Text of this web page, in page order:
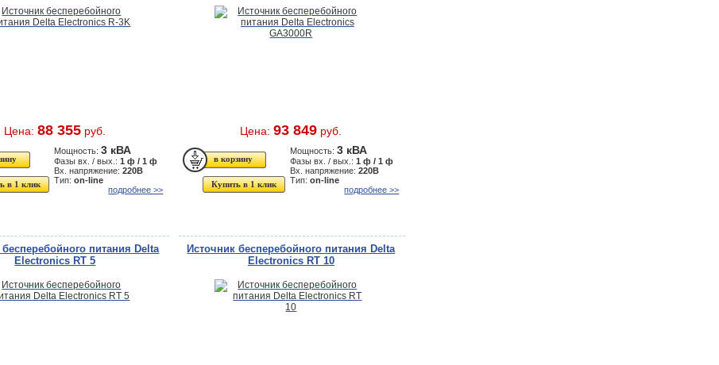
Цена:88 355 руб.
в 1 клик
Мощность:3 кВА
Фазы вх. / вых.:1 ф / 1 ф
Вх. напряжение:220В
Тип:on-line
подробнее >>
Цена:93 849 руб.
Купить в 1 клик
Мощность:3 кВА
Фазы вх. / вых.:1 ф / 1 ф
Вх. напряжение:220В
Тип:on-line
подробнее >>
бесперебойного питания Delta
Electronics RT 5
Источник бесперебойного питания Delta
Electronics RT 10